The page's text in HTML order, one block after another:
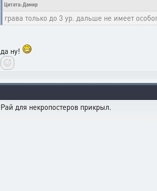
Цитата: Дамир
грава только до 3 ур. дальше не имеет
да ну!
Рай для некропостеров прикрыл.